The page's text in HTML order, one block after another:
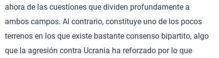
ahora de las cuestiones que dividen profundamente a
ambos campos. Al contrario, constituye uno de los pocos
terrenos en los que existe bastante consenso bipartito, algo
que la agresión contra Ucrania ha reforzado por lo que